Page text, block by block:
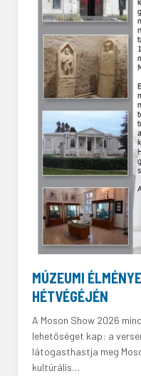
MÚZEUMI
HÉTVÉGÉJÉN
A Moson Show 2026
lehetőséget kap: a
látogasthastja meg
kultúrális…